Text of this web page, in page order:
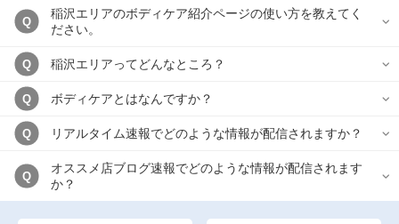
閉じる
Q
稲沢エリアのボディケア紹介ページの使い方を教えてく
ださい。
Q 稲沢エリアってどんなところ？
Q ボディケアとはなんですか？
Q リアルタイム速報でどのような情報が配信されますか？
Q
オススメ店ブログ速報でどのような情報が配信されます
か？